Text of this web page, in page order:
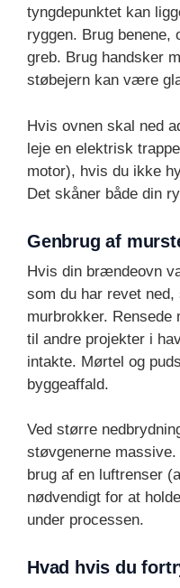
tyngdepunktet kan
ryggen. Brug benene,
greb. Brug handsker
støbejern kan være
Hvis ovnen skal ned
leje en elektrisk
motor), hvis du ikke
Det skåner både din
Genbrug af
Hvis din brændeovn
som du har revet
murbrokker. Rensede
til andre projekter i
intakte. Mørtel og
byggeaffald.
Ved større
støvgenerne
brug af en luftrenser
nødvendigt for at
under processen.
Hvad hvis du